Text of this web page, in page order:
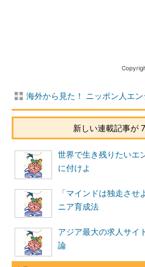
の分野で、大学が国内・外との産
ル企業が参加する『インターナシ
を設置している」（ベトナム国家
准教授）という言葉から、新興国
「産学連携」を行っている様子が
中尾教授 各国からの指摘もありま
協同による地域創造型 アジアIT人
学院教育で取得する学術研究スキ
通したITスペシャリスト人材を養
プログラム修了者が大手IT企業、地
究機関などにおいて、新規事業開
幹的人材として活躍できることをイ
海外から見た！ ニッポン人エ
新しい連載記事が
世界で生き残りたいエ
に付けよ
「マインドは独走さ
ニア育成法
アジア最大の求人サイ
論